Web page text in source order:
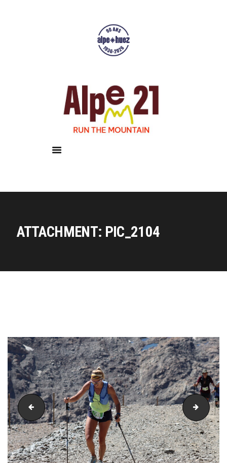
ATTACHMENT: PIC_2104
Résultats
Galerie
Infos pratiques
PIC_2103